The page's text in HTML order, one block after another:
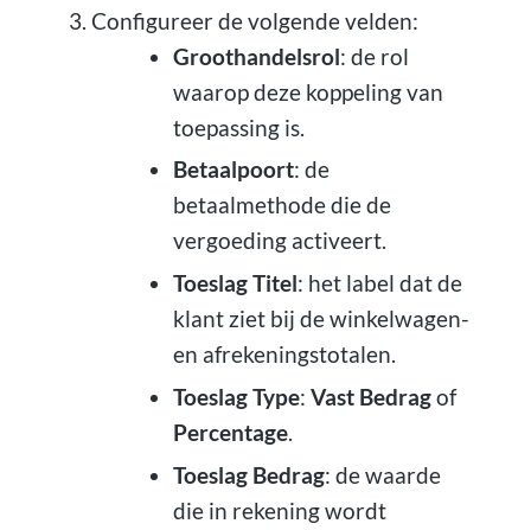
Configureer de volgende velden:
Groothandelsrol: de rol
waarop deze koppeling van
toepassing is.
Betaalpoort: de
betaalmethode die de
vergoeding activeert.
Toeslag Titel: het label dat de
klant ziet bij de winkelwagen-
en afrekeningstotalen.
Toeslag Type: Vast Bedragof
Percentage.
Toeslag Bedrag: de waarde
die in rekening wordt